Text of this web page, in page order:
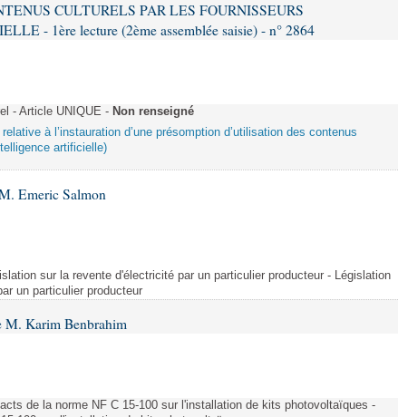
CULTURELS PAR LES FOURNISSEURS
- 1ère lecture (2ème assemblée saisie) - n° 2864
- Article UNIQUE - Non renseigné
à l’instauration d’une présomption d’utilisation des contenus
artificielle)
Emeric Salmon
sur la revente d'électricité par un particulier producteur - Législation
un particulier producteur
M. Karim Benbrahim
de la norme NF C 15-100 sur l'installation de kits photovoltaïques -